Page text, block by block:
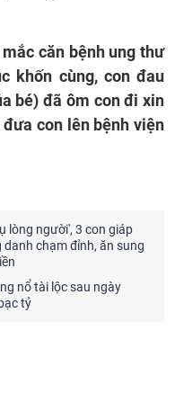
căn bệnh ung thư
khốn cùng, con đau
bé) đã ôm con đi xin
con lên bệnh viện
lòng người', 3 con giáp
danh chạm đỉnh, ăn sung
nổ tài lộc sau ngày
tỷ